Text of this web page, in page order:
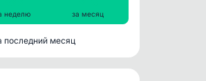
неделю за месяц
последний месяц